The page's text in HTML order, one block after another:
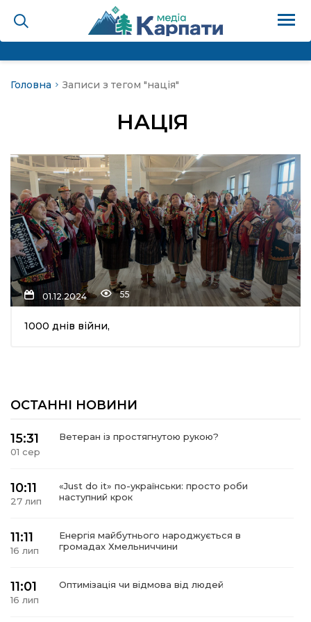
голос гірського
холєра, шо вповідає
вісті
Головна Записи з тегом "нація"
НАЦІЯ
01.12.2024 55
1000 днів війни,
ОСТАННІ НОВИНИ
15:31
01 сер
Ветеран із простягнутою рукою?
10:11
27 лип
«Just do it» по-українськи: просто роби
наступний крок
11:11
16 лип
Енергія майбутнього народжується в
громадах Хмельниччини
11:01
16 лип
Оптимізація чи відмова від людей